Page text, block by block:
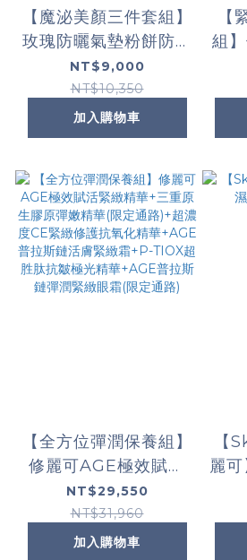
【魔泌美顏三件套組】
玫瑰防曬氣墊粉餅防禦
紫外線(SPF
50+,PA++++)+補充
包*1+魔煥外EV玫瑰霜
+魔煥EV玫瑰面膜(限
NT$9,000
NT$10,350
加入購物車
【
組
【全方位彈潤保養組】
修麗可AGE極效賦活
緊緻精華+三重原生膠
原彈嫩精華(限定通
路)+超濃度CE緊緻修
NT$29,550
NT$31,960
加入購物車
【
麗